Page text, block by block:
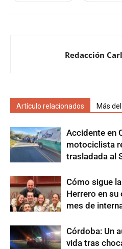
Redacción
Artículo relacionados Más
Accidente en
motociclista
trasladada al
Cómo sigue
Herrero en su
mes de
Córdoba: Un
vida tras